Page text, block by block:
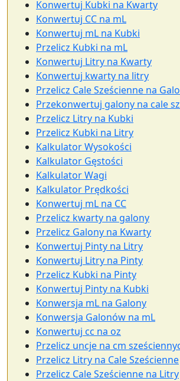
Konwertuj Kubki na Kwarty
Konwertuj CC na mL
Konwertuj mL na Kubki
Przelicz Kubki na mL
Konwertuj Litry na Kwarty
Konwertuj kwarty na litry
Przelicz Cale Sześcienne na
Przekonwertuj galony na cale
Przelicz Litry na Kubki
Przelicz Kubki na Litry
Kalkulator Wysokości
Kalkulator Gęstości
Kalkulator Wagi
Kalkulator Prędkości
Konwertuj mL na CC
Przelicz kwarty na galony
Przelicz Galony na Kwarty
Konwertuj Pinty na Litry
Konwertuj Litry na Pinty
Przelicz Kubki na Pinty
Konwertuj Pinty na Kubki
Konwersja mL na Galony
Konwersja Galonów na mL
Konwertuj cc na oz
Przelicz uncje na cm
Przelicz Litry na Cale Sześcienne
Przelicz Cale Sześcienne na Litry